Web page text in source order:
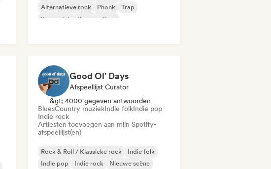
Alternatieve rock
Phonk
Trap
Basmuziek
Drum en Bass
Good Ol' Days
Afspeellijst Curator
&gt; 4000 gegeven antwoorden
BluesCountry muziekIndie folkIndie pop
Indie rock
Artiesten toevoegen aan mijn Spotify-
afspeellijst(en)
Rock & Roll / Klassieke rock
Indie folk
Indie pop
Indie rock
Nieuwe scène